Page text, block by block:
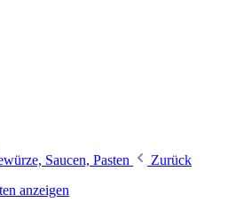
Saucen, Pasten
Zurück
anzeigen